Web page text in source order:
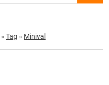
» Tag » Minival